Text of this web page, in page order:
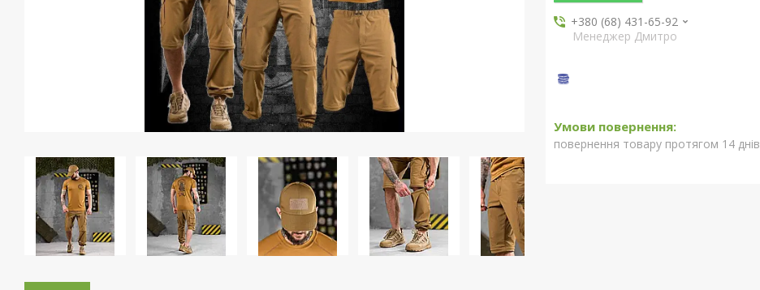
+380 (68) 431-65-92
Менеджер Дмитро
повернення товару протягом 14 днів